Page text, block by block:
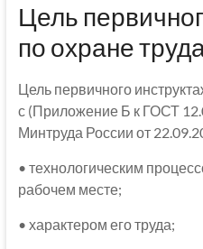
Цель
по охране
Цель первичного
с (Приложение Б к ГОСТ
Минтруда России от
• технологическим
рабочем месте;
• характером его труда;